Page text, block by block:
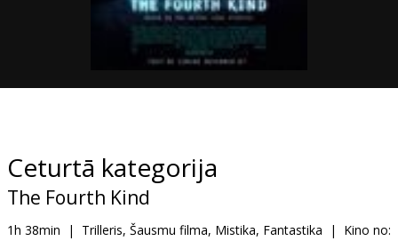
B2B
Ceturtā kategorija
The Fourth Kind
1h 38min | Trilleris, Šausmu filma, Mistika, Fantastika |
Kino no: